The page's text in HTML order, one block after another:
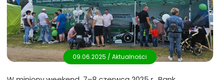
09.06.2025 /Aktualności